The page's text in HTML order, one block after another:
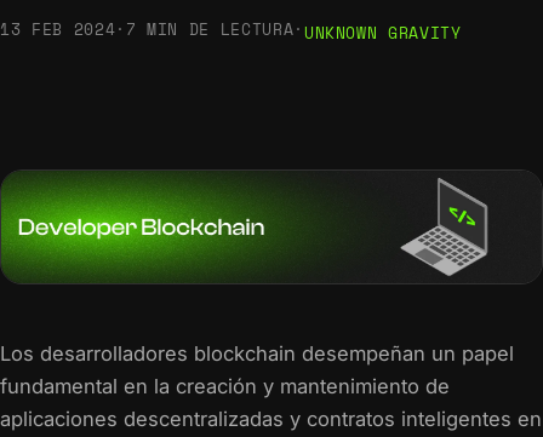
13 FEB 2024· 7 MIN DE LECTURA· UNKNOWN GRAVITY
Los desarrolladores blockchain desempeñan un papel
fundamental en la creación y mantenimiento de
aplicaciones descentralizadas y contratos inteligentes en